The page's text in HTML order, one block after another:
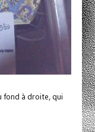
fond à droite, qui